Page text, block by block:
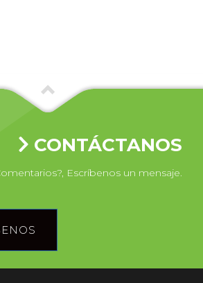
CONTÁCTANOS
Escríbenos un mensaje.